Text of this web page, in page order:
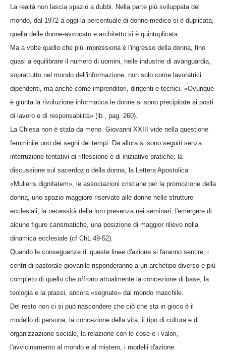
La realtà non lascia spazio a dubbi. Nella parte più sviluppata del
mondo, dal 1972 a oggi la percentuale di donne-medico si è duplicata,
quella delle donne-avvocato e architetto si è quintuplicata.
Ma a volte quello che più impressiona è l'ingresso della donna, fino
quasi a equilibrare il numero di uomini, nelle industrie di avanguardia,
soprattutto nel mondo dell'informazione, non solo come lavoratrici
dipendenti, ma anche come imprenditori, dirigenti e tecnici. «Ovunque
è giunta la rivoluzione informatica le donne si sono precipitate ai posti
di lavoro e di responsabilità» (ib., pag. 260).
La Chiesa non è stata da meno. Giovanni XXIII vide nella questione
femminile uno dei segni dei tempi. Da allora si sono seguiti senza
interruzione tentativi di riflessione e di iniziative pratiche: la
discussione sul sacerdozio della donna, la Lettera Apostolica
«Mulieris dignitatem», le associazioni cristiane per la promozione della
donna, uno spazio maggiore riservato alle donne nelle strutture
ecclesiali, la necessità della loro presenza nei seminari, l'emergere di
alcune figure carismatiche, una posizione di maggior rilievo nella
dinamica ecclesiale (cf ChL 49-52).
Quando le conseguenze di queste linee d'azione si faranno sentire, i
centri di pastorale giovanile risponderanno a un archetipo diverso e più
completo di quello che offrono attualmente la concezione di base, la
teologia e la prassi, ancora «segnate» dal mondo maschile.
Del resto non ci si può nascondere che ciò che sta in gioco è il
modello di persona, la concezione della vita, il tipo di cultura e di
organizzazione sociale, la relazione con le cose e i valori,
l'avvicinamento al mondo e al mistero, i modelli d'azione.